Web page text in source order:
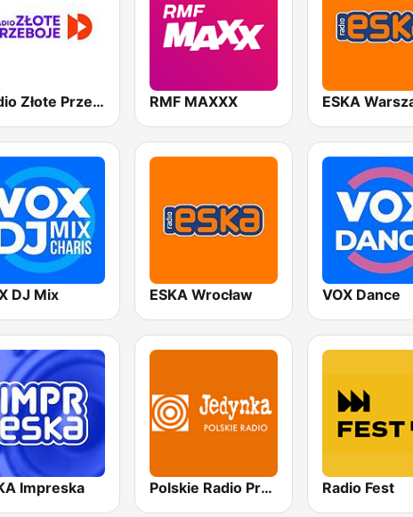
Radio Złote Przeboje RMF MAXXX ESKA
DJ Mix ESKA Wrocław VOX Dance
Impreska Polskie Radio Program I (PR1) Jedynka Radio Fest